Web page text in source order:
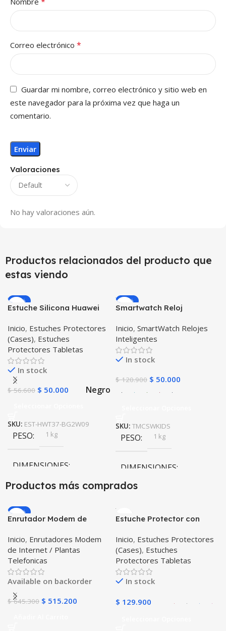
Valoraciones
No hay valoraciones aún.
Correo electrónico *
Guardar mi nombre, correo electrónico y sitio web en
este navegador para la próxima vez que haga un
comentario.
Productos relacionados del producto que
estas viendo
-12%
Estuche Silicona Huawei
Inicio, Estuches Protectores
(Cases), Estuches
Protectores Tabletas
In stock
$56.600 $ 50.000 Negro
SKU: EST-HWT37-BG2W09
PESO 1 kg
DIMENSIONES
10 × 10 × 10 cm
COLOR Negro
-59%
Smartwatch Reloj
GPS Ubicar Niños SOS
Inicio, SmartWatch Relojes
Inteligentes
In stock
$120.900 $ 50.000
SKU: TMCSWKIDS
PESO 1 kg
DIMENSIONES
COLOR
Negro Azul ,Verde
Azul Oscuro
Productos más comprados
-20%
Enrutador Modem de
Libre Todo Operador 4G
LTE SIMCARD
Inicio, Enrutadores Modem
de Internet / Plantas
Telefonicas
Available on backorder
$645.300 $ 515.200
Estuche Protector con
Tablet Samsung Galaxy
Tab A8 10.5 2021 – 2022
SM-x200 SM-x205 Anti
golpes con soporte
Inicio, Estuches Protectores
(Cases), Estuches
Protectores Tabletas
In stock
$ 129.900